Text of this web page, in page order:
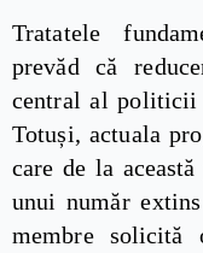
Tratatele
prevăd că
central al politicii
Totuși, actuala
care de la
unui număr
membre solicită